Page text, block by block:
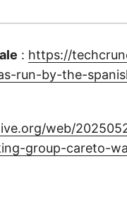
: https://
run-by-the-
web/
group-careto-